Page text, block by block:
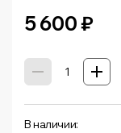
5 600₽
В наличии: